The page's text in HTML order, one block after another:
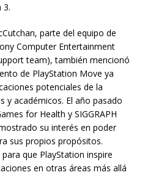
3.
parte del equipo de
Computer Entertainment
team), también mencionó
de PlayStation Move ya
potenciales de la
y académicos. El año pasado
for Health y SIGGRAPH
su interés en poder
sus propios propósitos.
que PlayStation inspire
en otras áreas más allá